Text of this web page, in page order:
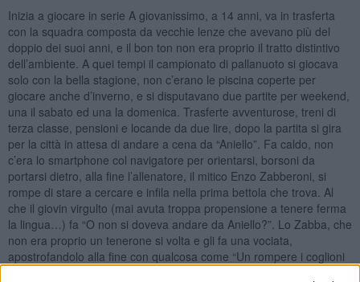
Inizia a giocare in serie A giovanissimo, a 14 anni, va in trasferta
con la squadra composta da vecchie lenze che avevano più del
doppio dei suoi anni, e il bon ton non era proprio il tratto distintivo
dell’ambiente. A quei tempi il campionato di pallanuoto si giocava
solo con la bella stagione, non c’erano le piscina coperte per
giocare anche d’inverno, e si disputavano due partite per weekend,
una il sabato ed una la domenica. Trasferte avventurose, treni di
terza classe, pensioni e locande da due lire, dopo la partita si gira
per la città in attesa di andare a cena da “Aniello”. Fa caldo, non
c’era lo smartphone col navigatore per orientarsi, borsoni da
portarsi dietro, alla fine l’allenatore, il mitico Enzo Zabberoni, si
rompe di stare a cercare e infila nella prima bettola che trova. Al
che il giovin virgulto (mai avuta troppa propensione a tenere ferma
la lingua…) fa “O non si doveva andare da Aniello?”. Lo Zabba, che
non era proprio un tenerone si volta e gli fa una vociata,
apostrofandolo alla fine con qualcosa come “Un rompere i coglioni